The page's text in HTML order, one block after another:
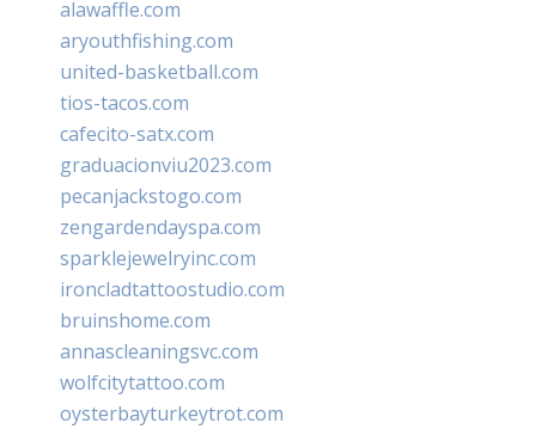
alawaffle.com
aryouthfishing.com
united-basketball.com
tios-tacos.com
cafecito-satx.com
graduacionviu2023.com
pecanjackstogo.com
zengardendayspa.com
sparklejewelryinc.com
ironcladtattoostudio.com
bruinshome.com
annascleaningsvc.com
wolfcitytattoo.com
oysterbayturkeytrot.com